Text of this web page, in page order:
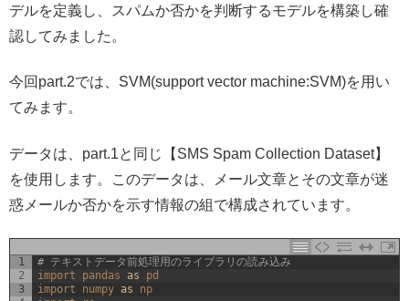
デルを定義し、スパムか否かを判断するモデルを構築し確
認してみました。
今回part.2では、SVM(support vector machine:SVM)を用い
てみます。
データは、part.1と同じ【SMS Spam Collection Dataset】
を使用します。このデータは、メール文章とその文章が迷
惑メールか否かを示す情報の組で構成されています。
1
2
3
# テキストデータ前処理用のライブラリの読み込み
import pandas as
pd
import numpy as
np